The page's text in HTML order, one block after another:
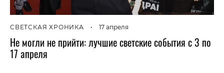
СВЕТСКАЯ ХРОНИКА • 17 апреля
Не могли не прийти: лучшие светские события с 3 по
17 апреля